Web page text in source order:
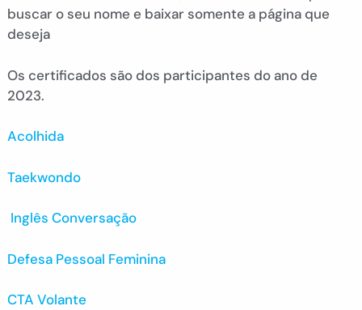
buscar o seu nome e baixar somente a página que
deseja
Os certificados são dos participantes do ano de
2023.
Acolhida
Taekwondo
Inglês Conversação
Defesa Pessoal Feminina
CTA Volante